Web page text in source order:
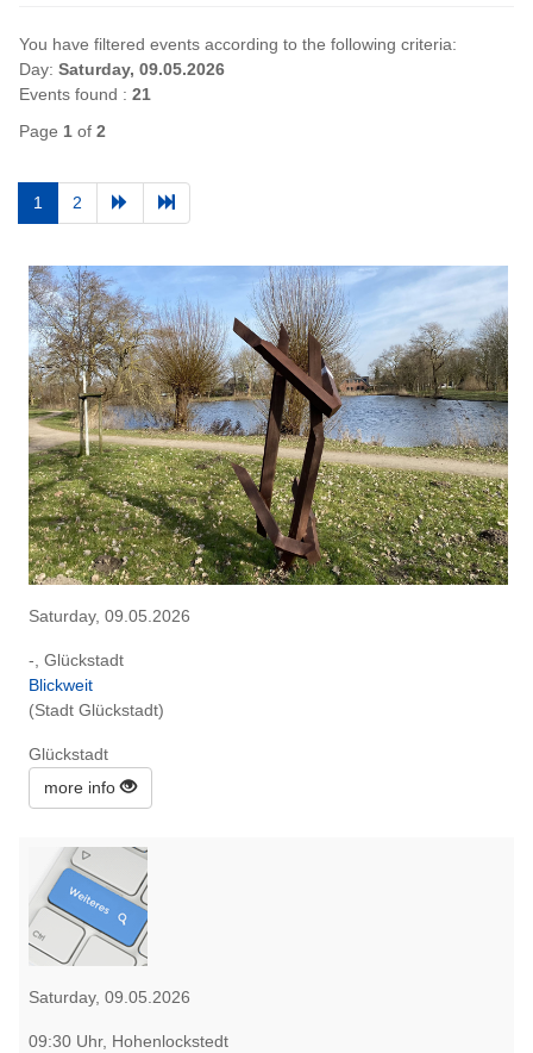
You have filtered events according to the following criteria:
Day: Saturday, 09.05.2026
Events found : 21
Page 1 of 2
1 2
Saturday, 09.05.2026
-, Glückstadt
Blickweit
(Stadt Glückstadt)
Glückstadt
more info
Saturday, 09.05.2026
09:30 Uhr, Hohenlockstedt